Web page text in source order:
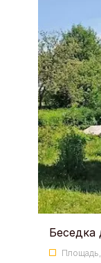
Беседка